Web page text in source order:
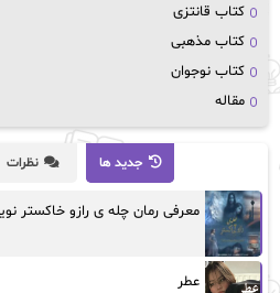
کتاب قانتزی
کتاب مذهبی
کتاب نوجوان
مقاله
جدید ها نظرات
معرفی رمان چله ی رازو خاکستر
عطر